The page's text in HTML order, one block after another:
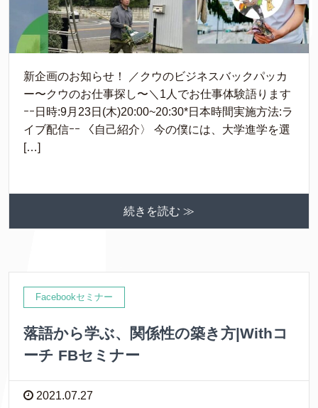
新企画のお知らせ！ ／クウのビジネスバックパッカ
ー〜クウのお仕事探し〜＼1人でお仕事体験語ります
ｰｰ日時:9月23日(木)20:00~20:30*日本時間実施方法:ラ
イブ配信ｰｰ 〈自己紹介〉 今の僕には、大学進学を選
[…]
続きを読む ≫
Facebookセミナー
落語から学ぶ、関係性の築き方|Withコ
ーチ FBセミナー
2021.07.27